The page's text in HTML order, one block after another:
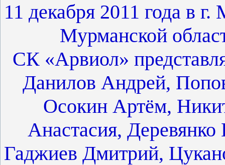
11 декабря 2011 года в
Мурманской
СК «Арвиол»
Данилов Андрей,
Осокин Артём,
Анастасия,
Гаджиев Дмитрий,